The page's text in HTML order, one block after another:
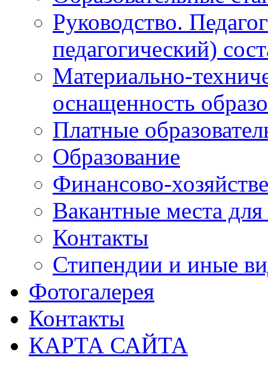
Руководство.
педагогический)
Материально-
оснащенность
Платные
Образование
Финансово-
Вакантные места
Контакты
Стипендии и иные
Фотогалерея
Контакты
КАРТА САЙТА